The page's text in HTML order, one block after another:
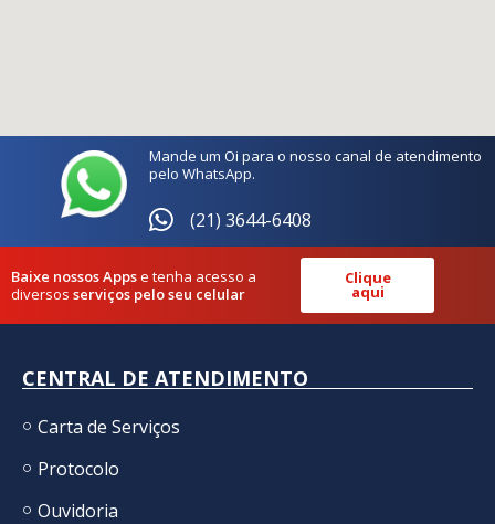
Mande um Oi para o nosso canal de atendimento
pelo WhatsApp.
(21) 3644-6408
Baixe nossos Appse tenha acesso a
diversos serviços pelo seu celular
Clique
aqui
CENTRAL DE ATENDIMENTO
Carta de Serviços
Protocolo
Ouvidoria